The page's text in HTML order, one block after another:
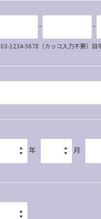
- -
1234-5678（カッコ入力不要）自
年 月